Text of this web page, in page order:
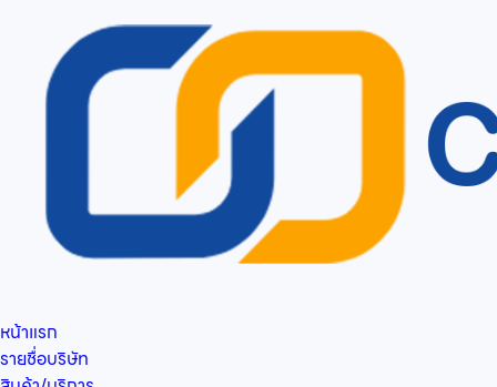
หน้าแรก
รายชื่อบริษัท